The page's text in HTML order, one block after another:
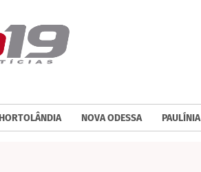
HORTOLÂNDIA NOVA ODESSA PAULÍNIA